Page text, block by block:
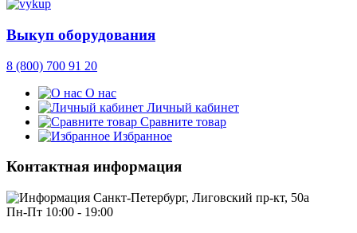
Выкуп оборудования
8 (800) 700 91 20
О нас
Личный кабинет
Сравните товар
Избранное
Контактная информация
Санкт-Петербург, Лиговский пр-кт, 50а
Пн-Пт 10:00 - 19:00